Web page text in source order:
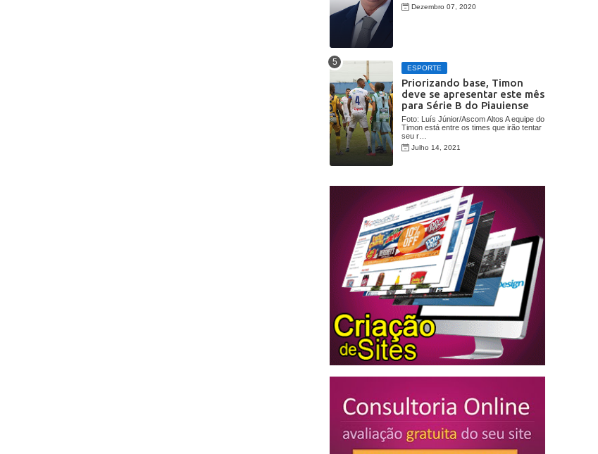
Dezembro 07, 2020
ESPORTE
Priorizando base, Timon
deve se apresentar este mês
para Série B do Piauiense
Foto: Luís Júnior/Ascom Altos A equipe do
Timon está entre os times que irão tentar
seu r…
Julho 14, 2021